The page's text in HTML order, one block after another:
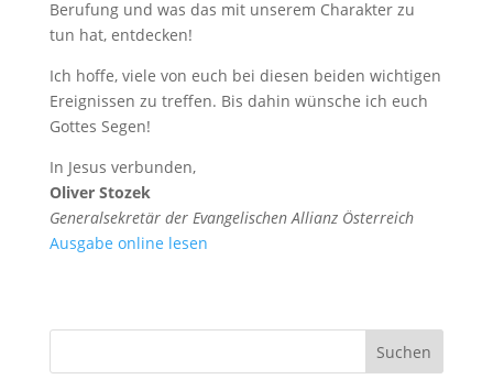
Berufung und was das mit unserem Charakter zu
tun hat, entdecken!
Ich hoffe, viele von euch bei diesen beiden wichtigen
Ereignissen zu treffen. Bis dahin wünsche ich euch
Gottes Segen!
In Jesus verbunden,
Oliver Stozek
Generalsekretär der Evangelischen Allianz Österreich
Ausgabe online lesen
Suchen